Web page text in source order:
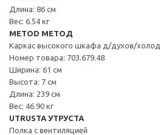
Длина: 86 см
Вес: 6.54 кг
METOD МЕТОД
Каркас высокого шкафа д/духов/холод
Номер товара: 703.679.48
Ширина: 61 см
Высота: 7 см
Длина: 239 см
Вес: 46.90 кг
UTRUSTA УТРУСТА
Полка с вентиляцией